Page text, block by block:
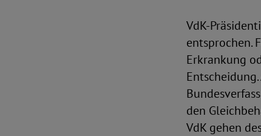
VdK-
entsprochen.
Erkrankung
den
VdK gehen